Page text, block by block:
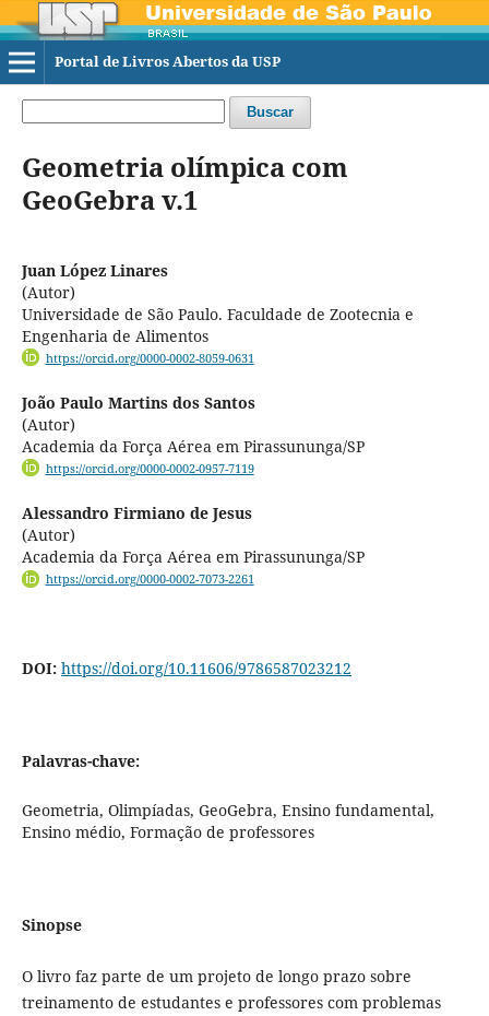
Portal de Livros Abertos da USP
Buscar
Geometria olímpica com
GeoGebra v.1
Juan López Linares
(Autor)
Universidade de São Paulo. Faculdade de Zootecnia e
Engenharia de Alimentos
https://orcid.org/0000-0002-8059-0631
João Paulo Martins dos Santos
(Autor)
Academia da Força Aérea em Pirassununga/SP
https://orcid.org/0000-0002-0957-7119
Alessandro Firmiano de Jesus
(Autor)
Academia da Força Aérea em Pirassununga/SP
https://orcid.org/0000-0002-7073-2261
DOI: https://doi.org/10.11606/9786587023212
Palavras-chave:
Geometria, Olimpíadas, GeoGebra, Ensino fundamental,
Ensino médio, Formação de professores
Sinopse
O livro faz parte de um projeto de longo prazo sobre
treinamento de estudantes e professores com problemas